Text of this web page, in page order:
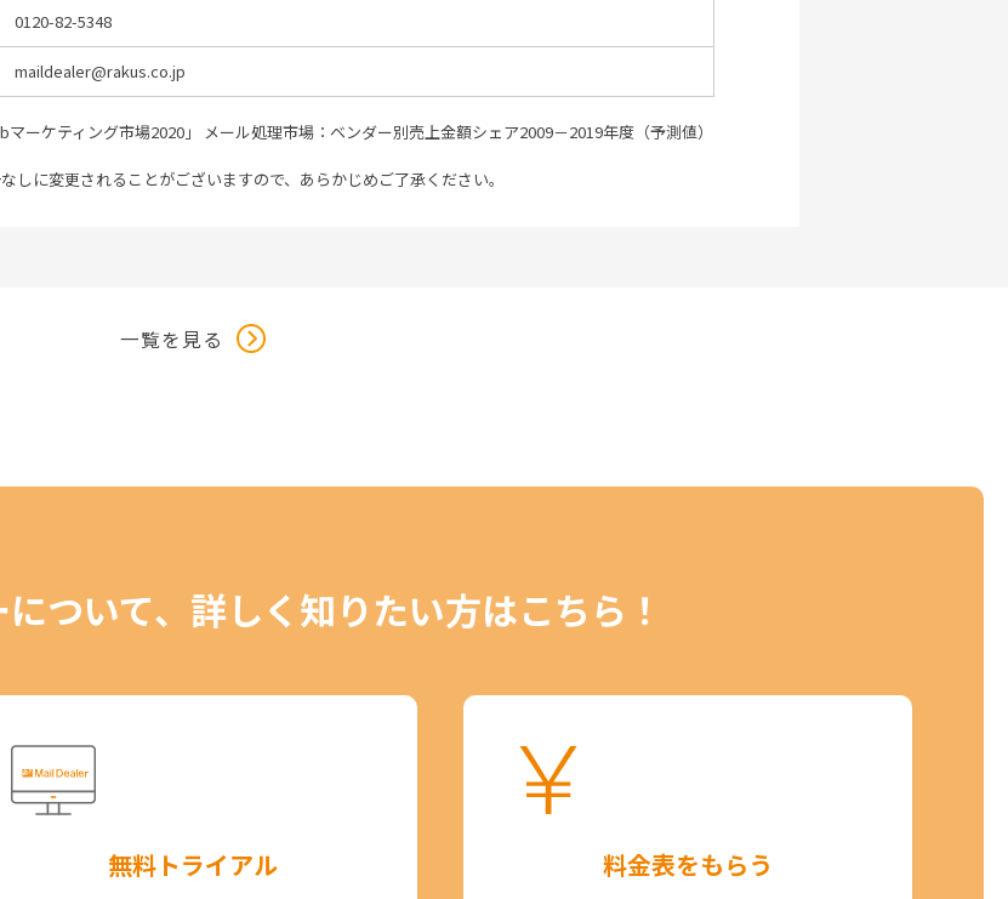
0120-82-5348
maildealer@rakus.co.jp
ーケティング市場2020」 メール処理市場：ベンダー別売上金額シェア2009－2019年度（予測値）
に変更されることがございますので、あらかじめご了承ください。
一覧を見る
ついて、詳しく知りたい方はこちら！
無料トライアル 料金表をもらう